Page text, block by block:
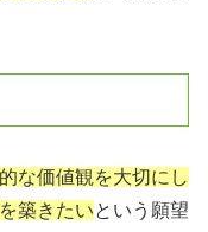
な価値観を大切にし
築きたいという願望